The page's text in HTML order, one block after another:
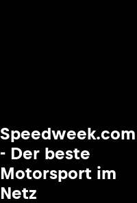
Speedweek.com
- Der beste
Motorsport im
Netz